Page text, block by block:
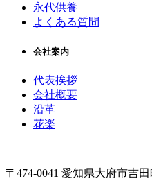
永代供養
よくある質問
会社案内
代表挨拶
会社概要
沿革
花楽
〒474-0041 愛知県大府市吉